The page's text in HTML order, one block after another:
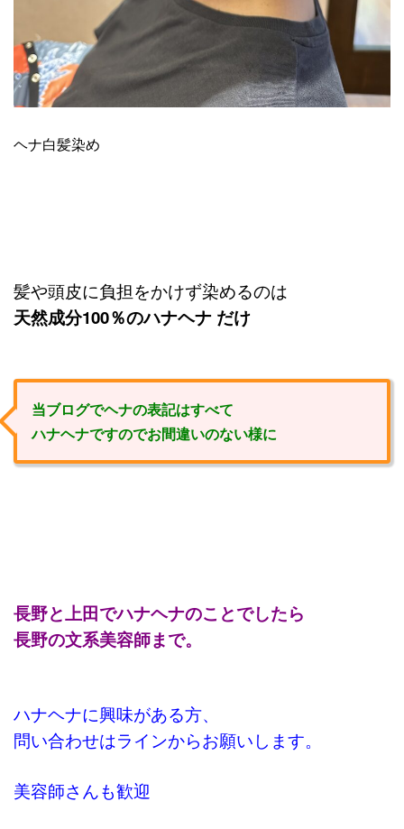
ヘナ白髪染め
髪や頭皮に負担をかけず染めるのは
天然成分100％のハナヘナ だけ
当ブログでヘナの表記はすべて
ハナヘナですのでお間違いのない様に
長野と上田でハナヘナのことでしたら
長野の文系美容師まで。
ハナヘナに興味がある方、
問い合わせはラインからお願いします。
美容師さんも歓迎